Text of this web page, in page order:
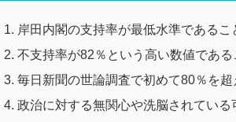
1. 岸田内閣の支持率が最低水準であるこ
2. 不支持率が82％という高い数値である
3. 毎日新聞の世論調査で初めて80％を
4. 政治に対する無関心や洗脳されている